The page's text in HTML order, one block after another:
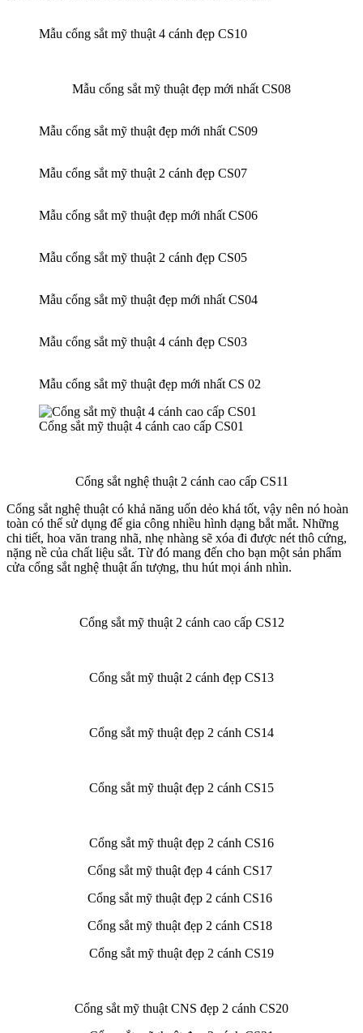
Mẫu cổng sắt mỹ thuật 4 cánh đẹp CS10
Mẫu cổng sắt mỹ thuật đẹp mới nhất CS08
Mẫu cổng sắt mỹ thuật đẹp mới nhất CS09
Mẫu cổng sắt mỹ thuật 2 cánh đẹp CS07
Mẫu cổng sắt mỹ thuật đẹp mới nhất CS06
Mẫu cổng sắt mỹ thuật 2 cánh đẹp CS05
Mẫu cổng sắt mỹ thuật đẹp mới nhất CS04
Mẫu cổng sắt mỹ thuật 4 cánh đẹp CS03
Mẫu cổng sắt mỹ thuật đẹp mới nhất CS 02
Cổng sắt mỹ thuật 4 cánh cao cấp CS01
Cổng sắt nghệ thuật 2 cánh cao cấp CS11
Cổng sắt nghệ thuật có khả năng uốn dẻo khá tốt, vậy nên nó hoàn
toàn có thể sử dụng để gia công nhiều hình dạng bắt mắt. Những
chi tiết, hoa văn trang nhã, nhẹ nhàng sẽ xóa đi được nét thô cứng,
nặng nề của chất liệu sắt. Từ đó mang đến cho bạn một sản phẩm
cửa cổng sắt nghệ thuật ấn tượng, thu hút mọi ánh nhìn.
Cổng sắt mỹ thuật 2 cánh cao cấp CS12
Cổng sắt mỹ thuật 2 cánh đẹp CS13
Cổng sắt mỹ thuật đẹp 2 cánh CS14
Cổng sắt mỹ thuật đẹp 2 cánh CS15
Cổng sắt mỹ thuật đẹp 2 cánh CS16
Cổng sắt mỹ thuật đẹp 4 cánh CS17
Cổng sắt mỹ thuật đẹp 2 cánh CS16
Cổng sắt mỹ thuật đẹp 2 cánh CS18
Cổng sắt mỹ thuật đẹp 2 cánh CS19
Cổng sắt mỹ thuật CNS đẹp 2 cánh CS20